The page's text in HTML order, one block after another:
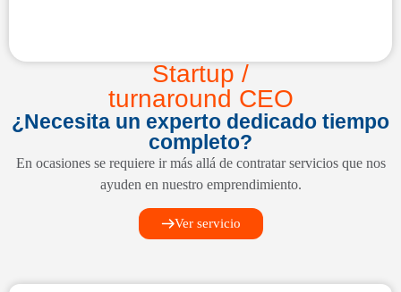
Startup /
turnaround CEO
¿Necesita un experto dedicado tiempo
completo?
En ocasiones se requiere ir más allá de contratar servicios que nos
ayuden en nuestro emprendimiento.
Ver servicio